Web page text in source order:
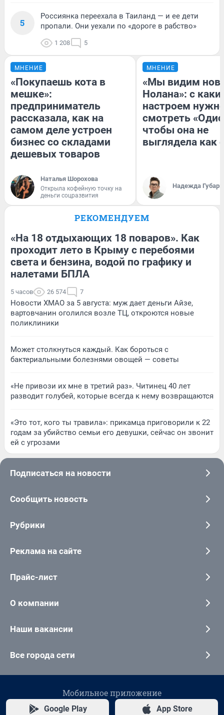
5
Россиянка переехала в Таиланд — и ее дети
пропали. Они уехали по «дороге в рабство»
1 208 5
МНЕНИЕ
«Покупаешь кота в
мешке»:
предприниматель
рассказала, как на
самом деле устроен
бизнес со складами
дешевых товаров
Наталья Шорохова
Открыла кофейную точку на
деньги соцразвития
МНЕНИЕ
«Мы видим
Нолана»: с
настроем
смотреть
чтобы она не
выглядела как
Надежда Губарь
РЕКОМЕНДУЕМ
«На 18 отдыхающих 18 поваров». Как
проходит лето в Крыму с перебоями
света и бензина, водой по графику и
налетами БПЛА
5 часов 26 574 7
Новости ХМАО за 5 августа: муж дает деньги Айзе,
вартовчанин оголился возле ТЦ, откроются новые
поликлиники
Может столкнуться каждый. Как бороться с
бактериальными болезнями овощей — советы
«Не привози их мне в третий раз». Читинец 40 лет
разводит голубей, которые всегда к нему возвращаются
«Это тот, кого ты травила»: прикамца приговорили к 22
годам за убийство семьи его девушки, сейчас он звонит
ей с угрозами
Подписаться на новости
Сообщить новость
Рубрики
Реклама на сайте
Прайс-лист
О компании
Наши вакансии
Все города сети
Мобильное приложение
Google Play App Store